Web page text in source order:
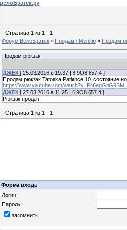
велоБратск.ру
Страница 1 из 1
1
Форум ВелоБратск » Продам / Меняю » Продам
Продам рюкзак
ДЖЕК [ 25.03.2016 в 19:37 | 8 9О8 657 4 ]
Продам рюкзак Tatonka Patience 10, состояние
https://www.youtube.com/watch?v=Pn6egGnG9SM
ДЖЕК [ 27.03.2016 в 11:25 | 8 9О8 657 4 ]
Рюкзак продан
Страница 1 из 1 1
Форма входа
Логин:
Пароль:
запомнить